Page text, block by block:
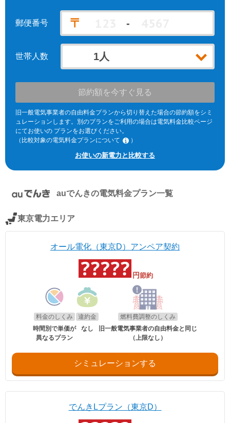
郵便番号 〒 -
世帯人数
節約額を今すぐ見る
旧一般電気事業者の自由料金プランから切り替えた場合の節約額をシミ
ュレーションします。別のプランをご利用の場合は電気料金比較ページ
にてお使いの プランをお選びください。
（比較対象の電気料金プランについて
）
※北海道電力エリア「エネとくポイントプラン」「従量電灯C」、東北
電力エリア「よりそう+ｅねっとバリュー」「よりそう＋ファミリーバ
リュー」(kVA契約)、東京電力エリア「スタンダードS」「スタンダード
量電灯ネクスト」、関西電力エリア「なっトクでんき」「なっトクでん
きBiz」(kVA契約)、中国電力エリア「ぐっとずっと。プラン スマートコ
「おトクeプラン」「ビジネススタンダードプラン」(kVA契約)、九州電
※関西電力エリアの「なっトクでんき」「なっトクでんきBiz」ではガス
お使いの新電力と比較する
auでんきの電気料金プラン一覧
東京電力エリア
オール電化（東京D）アンペア契約
円節約
料金のしくみ
時間別で単価が
異なるプラン
違約金
なし
燃料費調整のしくみ
旧一般電気事業者の自由料金と同じ
（上限なし）
シミュレーションする
でんきLプラン（東京D）